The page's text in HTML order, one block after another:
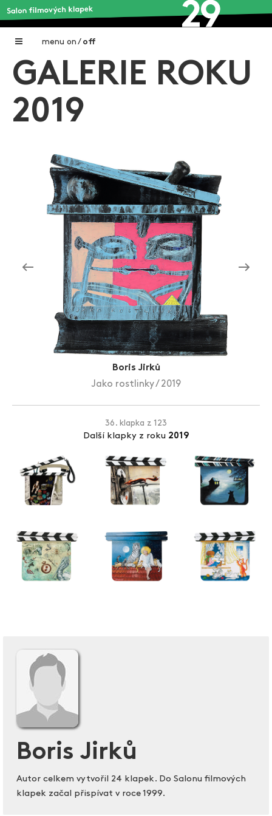
menu on / off
Home
Galerie filmových klapek
O projektu
Aktuální výstavy
Aukce filmových klapek
Aktuality
Zlín Film Festival
GALERIE ROKU
2019
Boris Jirků
Jako rostlinky / 2019
36. klapka z 123
Další klapky z roku 2019
Boris Jirků
Autor celkem vytvořil 24 klapek. Do Salonu filmových
klapek začal přispívat v roce 1999.